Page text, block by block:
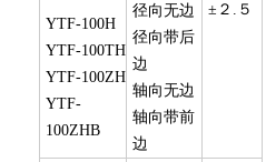
±２.５
YTF-100H
YTF-100TH
YTF-100ZH
YTF-
100ZHB
径向无边
径向带后
边
轴向无边
轴向带前
边